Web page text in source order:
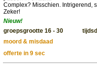
Complex? Misschien. Intrigerend,
Zeker!
Nieuw!
groepsgrootte 16 - 30
moord & misdaad
offerte in 9 sec